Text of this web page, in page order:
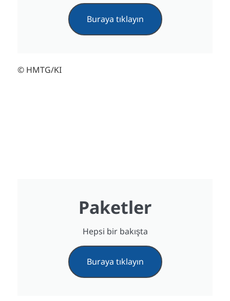
Buraya tıklayın
© HMTG/KI
Paketler
Hepsi bir bakışta
Buraya tıklayın